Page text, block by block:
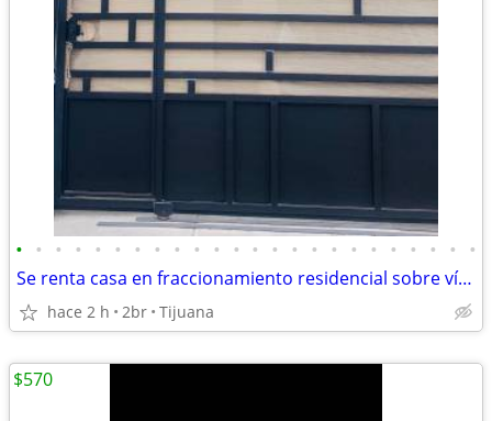
• • • • • • • • • • • • • • • • • • • • • • • •
Se renta casa en fraccionamiento residencial sobre vía rápida
hace 2 h 2br Tijuana
$570